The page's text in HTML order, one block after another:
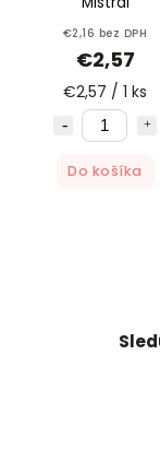
€2,16 bez DPH
€2,57
€2,57 / 1 ks
Do košíka